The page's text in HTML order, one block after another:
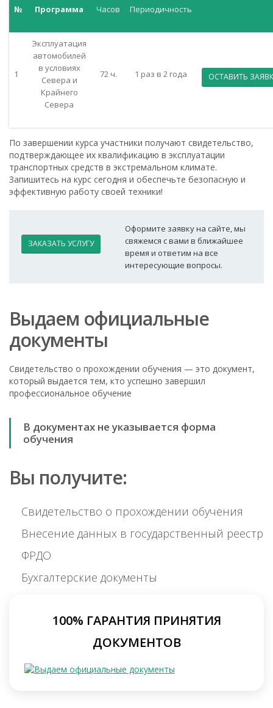
№ Программа Часов Периодичность
1
Эксплуатация
автомобилей
в условиях
Севера и
Крайнего
Севера
72 ч. 1 раз в 2 года ОСТАВИТЬ
По завершении курса участники получают свидетельство,
подтверждающее их квалификацию в эксплуатации
транспортных средств в экстремальном климате.
Запишитесь на курс сегодня и обеспечьте безопасную и
эффективную работу своей техники!
ЗАКАЗАТЬ УСЛУГУ
Оформите заявку на сайте, мы
свяжемся с вами в ближайшее
время и ответим на все
интересующие вопросы.
Выдаем официальные
документы
Свидетельство о прохождении обучения — это документ,
который выдается тем, кто успешно завершил
профессиональное обучение
В документах не указывается форма
обучения
Вы получите:
Свидетельство о прохождении обучения
Внесение данных в государственный реестр
ФРДО
Бухгалтерские документы
100% ГАРАНТИЯ ПРИНЯТИЯ
ДОКУМЕНТОВ